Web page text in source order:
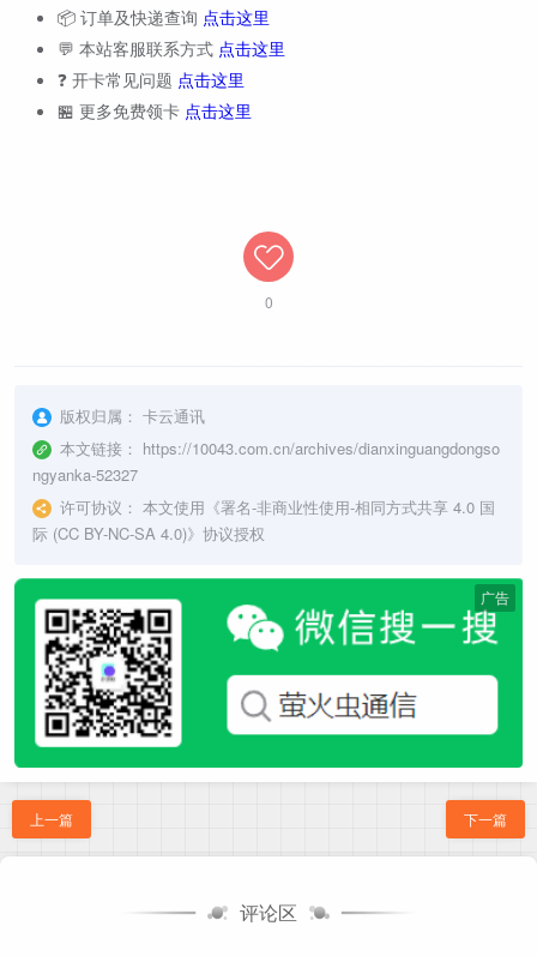
📦 订单及快递查询 点击这里
💬 本站客服联系方式 点击这里
❓ 开卡常见问题 点击这里
🏪 更多免费领卡 点击这里
0
版权归属： 卡云通讯
本文链接： https://10043.com.cn/archives/dianxinguangdongso
ngyanka-52327
许可协议： 本文使用《署名-非商业性使用-相同方式共享 4.0 国
际 (CC BY-NC-SA 4.0)》协议授权
广告
上一篇 下一篇
评论区